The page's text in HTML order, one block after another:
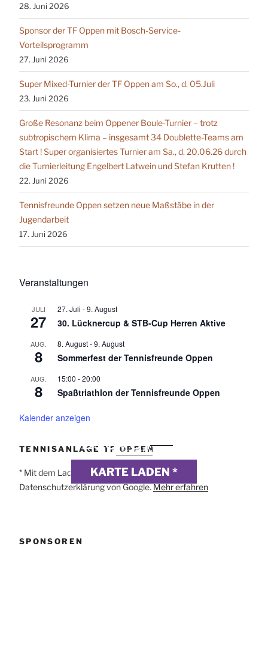
28. Juni 2026
Sponsor der TF Oppen mit Bosch-Service-
Vorteilsprogramm
27. Juni 2026
Super Mixed-Turnier der TF Oppen am So., d. 05.Juli
23. Juni 2026
Große Resonanz beim Oppener Boule-Turnier – trotz
subtropischem Klima – insgesamt 34 Doublette-Teams am
Start ! Super organisiertes Turnier am Sa., d. 20.06.26 durch
die Turnierleitung Engelbert Latwein und Stefan Krutten !
22. Juni 2026
Tennisfreunde Oppen setzen neue Maßstäbe in der
Jugendarbeit
17. Juni 2026
Veranstaltungen
JULI
27
27. Juli -9. August
30. Lücknercup & STB-Cup Herren Aktive
AUG.
8
8. August-9. August
Sommerfest der Tennisfreunde Oppen
AUG.
8
15:00 -20:00
Spaßtriathlon der Tennisfreunde Oppen
Kalender anzeigen
TENNISANLAGE TF OPPEN
DSGVO MAP
KARTE LADEN *
webdesign
* Mit dem Laden der Karte akzeptierst du die
Datenschutzerklärung von Google. Mehr erfahren
SPONSOREN